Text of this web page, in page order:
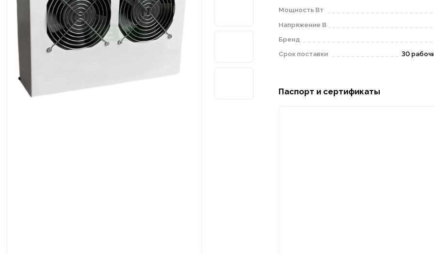
Мощность Вт
Напряжение В
Бренд
Срок поставки
30
Паспорт и сертификаты